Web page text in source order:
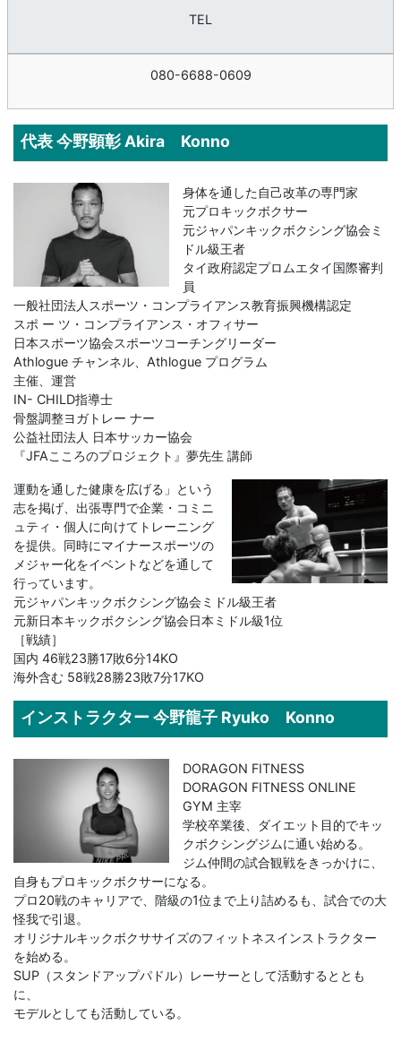
TEL
080-6688-0609
代表 今野顕彰 Akira Konno
身体を通した自己改革の専門家
元プロキックボクサー
元ジャパンキックボクシング協会ミ
ドル級王者
タイ政府認定プロムエタイ国際審判
員
一般社団法人スポーツ・コンプライアンス教育振興機構認定
スポ ー ツ・コンプライアンス・オフィサー
日本スポーツ協会スポーツコーチングリーダー
Athlogue チャンネル、Athlogue プログラム
主催、運営
IN- CHILD指導士
骨盤調整ヨガトレー ナー
公益社団法人 日本サッカー協会
『JFAこころのプロジェクト』夢先生 講師
運動を通した健康を広げる」という
志を掲げ、出張専門で企業・コミニ
ュティ・個人に向けてトレーニング
を提供。同時にマイナースポーツの
メジャー化をイベントなどを通して
行っています。
元ジャパンキックボクシング協会ミドル級王者
元新日本キックボクシング協会日本ミドル級1位
［戦績］
国内 46戦23勝17敗6分14KO
海外含む 58戦28勝23敗7分17KO
インストラクター 今野龍子 Ryuko Konno
DORAGON FITNESS
DORAGON FITNESS ONLINE
GYM 主宰
学校卒業後、ダイエット目的でキッ
クボクシングジムに通い始める。
ジム仲間の試合観戦をきっかけに、
自身もプロキックボクサーになる。
プロ20戦のキャリアで、階級の1位まで上り詰めるも、試合での大
怪我で引退。
オリジナルキックボクササイズのフィットネスインストラクター
を始める。
SUP（スタンドアップパドル）レーサーとして活動するととも
に、
モデルとしても活動している。